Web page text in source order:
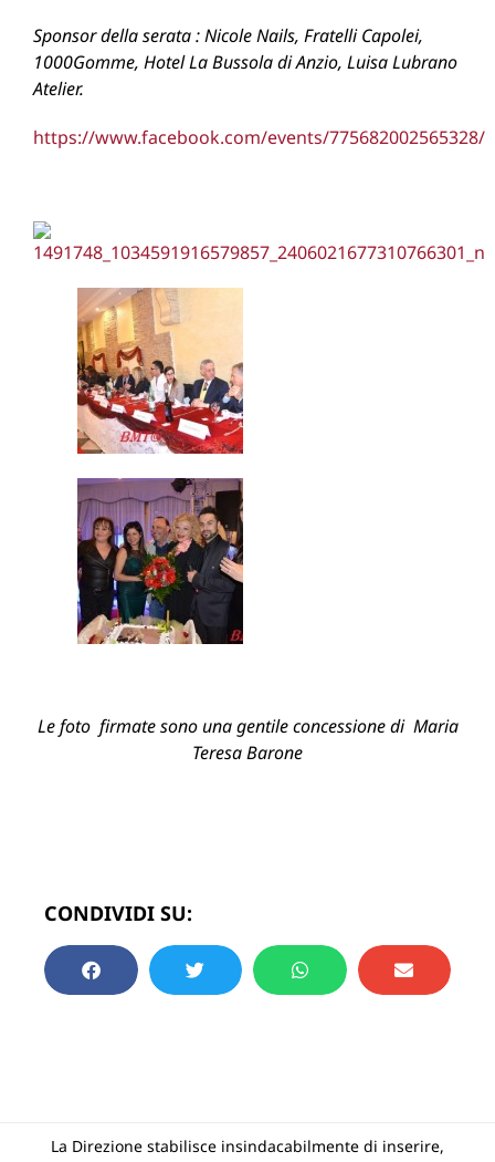
Sponsor della serata : Nicole Nails, Fratelli Capolei,
1000Gomme, Hotel La Bussola di Anzio, Luisa Lubrano
Atelier.
https://www.facebook.com/events/775682002565328/
Le foto firmate sono una gentile concessione di Maria
Teresa Barone
CONDIVIDI SU:
La Direzione stabilisce insindacabilmente di inserire,